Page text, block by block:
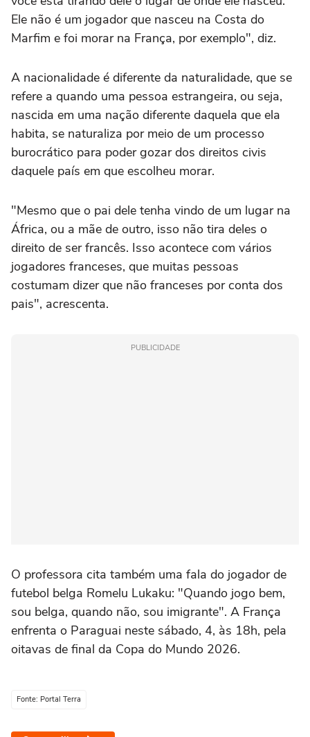
Ele não é um jogador que nasceu na Costa do
Marfim e foi morar na França, por exemplo", diz.
A nacionalidade é diferente da naturalidade, que se
refere a quando uma pessoa estrangeira, ou seja,
nascida em uma nação diferente daquela que ela
habita, se naturaliza por meio de um processo
burocrático para poder gozar dos direitos civis
daquele país em que escolheu morar.
"Mesmo que o pai dele tenha vindo de um lugar na
África, ou a mãe de outro, isso não tira deles o
direito de ser francês. Isso acontece com vários
jogadores franceses, que muitas pessoas
costumam dizer que não franceses por conta dos
pais", acrescenta.
PUBLICIDADE
O professora cita também uma fala do jogador de
futebol belga Romelu Lukaku: "Quando jogo bem,
sou belga, quando não, sou imigrante". A França
enfrenta o Paraguai neste sábado, 4, às 18h, pela
oitavas de final da Copa do Mundo 2026.
Fonte: Portal Terra